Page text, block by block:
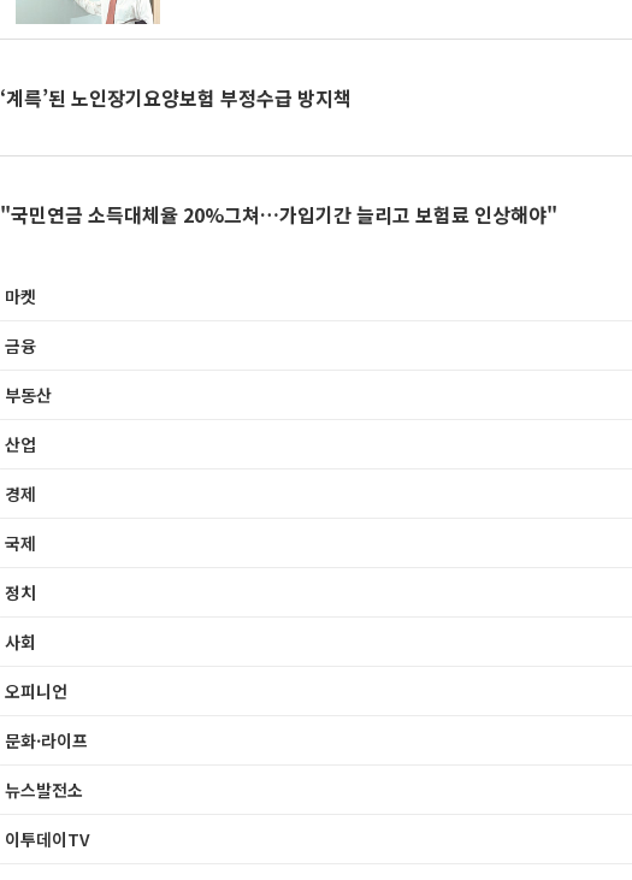
‘계륵’된 노인장기요양보험 부정수급 방지책
"국민연금 소득대체율 20%그쳐…가입기간 늘리고 보험료 인상해야"
마켓
금융
부동산
산업
경제
국제
정치
사회
오피니언
문화·라이프
뉴스발전소
이투데이TV